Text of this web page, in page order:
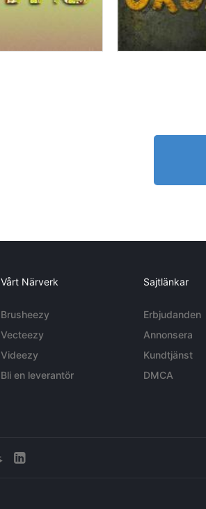
Vårt Närverk
Brusheezy
Vecteezy
Videezy
Bli en leverantör
Sajtlänkar
Erbjudanden
Annonsera
Kundtjänst
DMCA